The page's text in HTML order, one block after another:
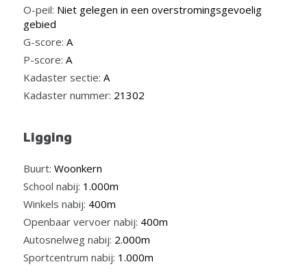
O-peil: Niet gelegen in een overstromingsgevoelig
gebied
G-score: A
P-score: A
Kadaster sectie: A
Kadaster nummer: 21302
Ligging
Buurt: Woonkern
School nabij: 1.000m
Winkels nabij: 400m
Openbaar vervoer nabij: 400m
Autosnelweg nabij: 2.000m
Sportcentrum nabij: 1.000m